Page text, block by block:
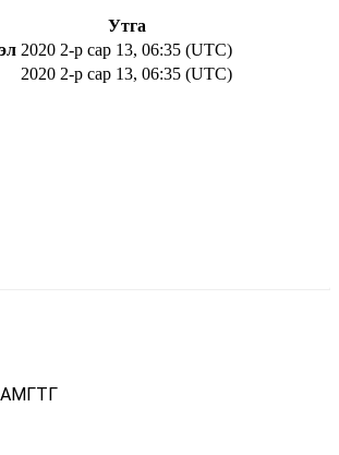
Утга
2020 2-р сар 13, 06:35 (UTC)
2020 2-р сар 13, 06:35 (UTC)
АМГТГ